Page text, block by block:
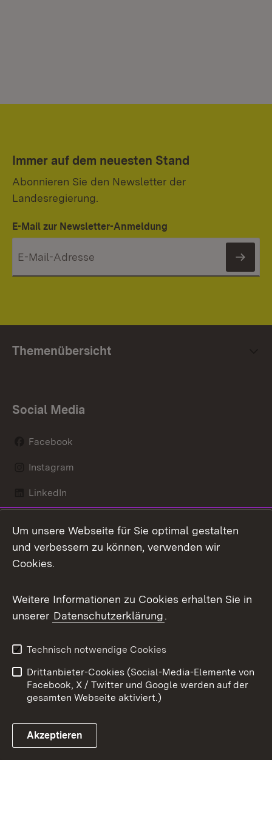
Immer auf dem neuesten Stand
Abonnieren Sie den Newsletter der
Landesregierung.
E-Mail zur Newsletter-Anmeldung
Themenübersicht
Social Media
Facebook
Instagram
LinkedIn
X / Twitter
Youtube
Link zum Landesportal
Kontakt
Datenschutz
Barrierefreiheit
Impressum
Cookies
Um unsere Webseite für Sie optimal gestalten
und verbessern zu können, verwenden wir
Cookies.
Weitere Informationen zu Cookies erhalten Sie in
unserer Datenschutzerklärung.
Technisch notwendige Cookies
Drittanbieter-Cookies (Social-Media-Elemente von
Facebook, X / Twitter und Google werden auf der
gesamten Webseite aktiviert.)
Akzeptieren